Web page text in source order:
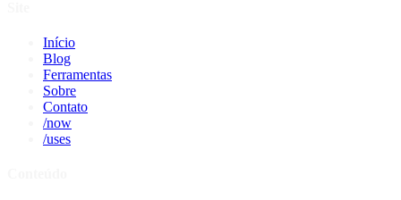
Início
Blog
Ferramentas
Sobre
Contato
/now
/uses